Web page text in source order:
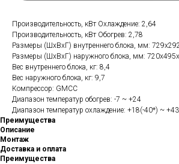
Производительность, кВт Охлаждение: 2,64
Производительность, кВт Обогрев: 2,78
Размеры (ШхВхГ) внутреннего блока, мм:
Размеры (ШхВхГ) наружного блока, мм:
Вес внутреннего блока, кг: 8,4
Вес наружного блока, кг: 9,7
Компрессор: GMCC
Диапазон температур обогрев: -7 ~ +24
Диапазон температур охлаждение: +18(-40*) ~ +43
Преимущества
Описание
Монтаж
Доставка и оплата
Преимущества